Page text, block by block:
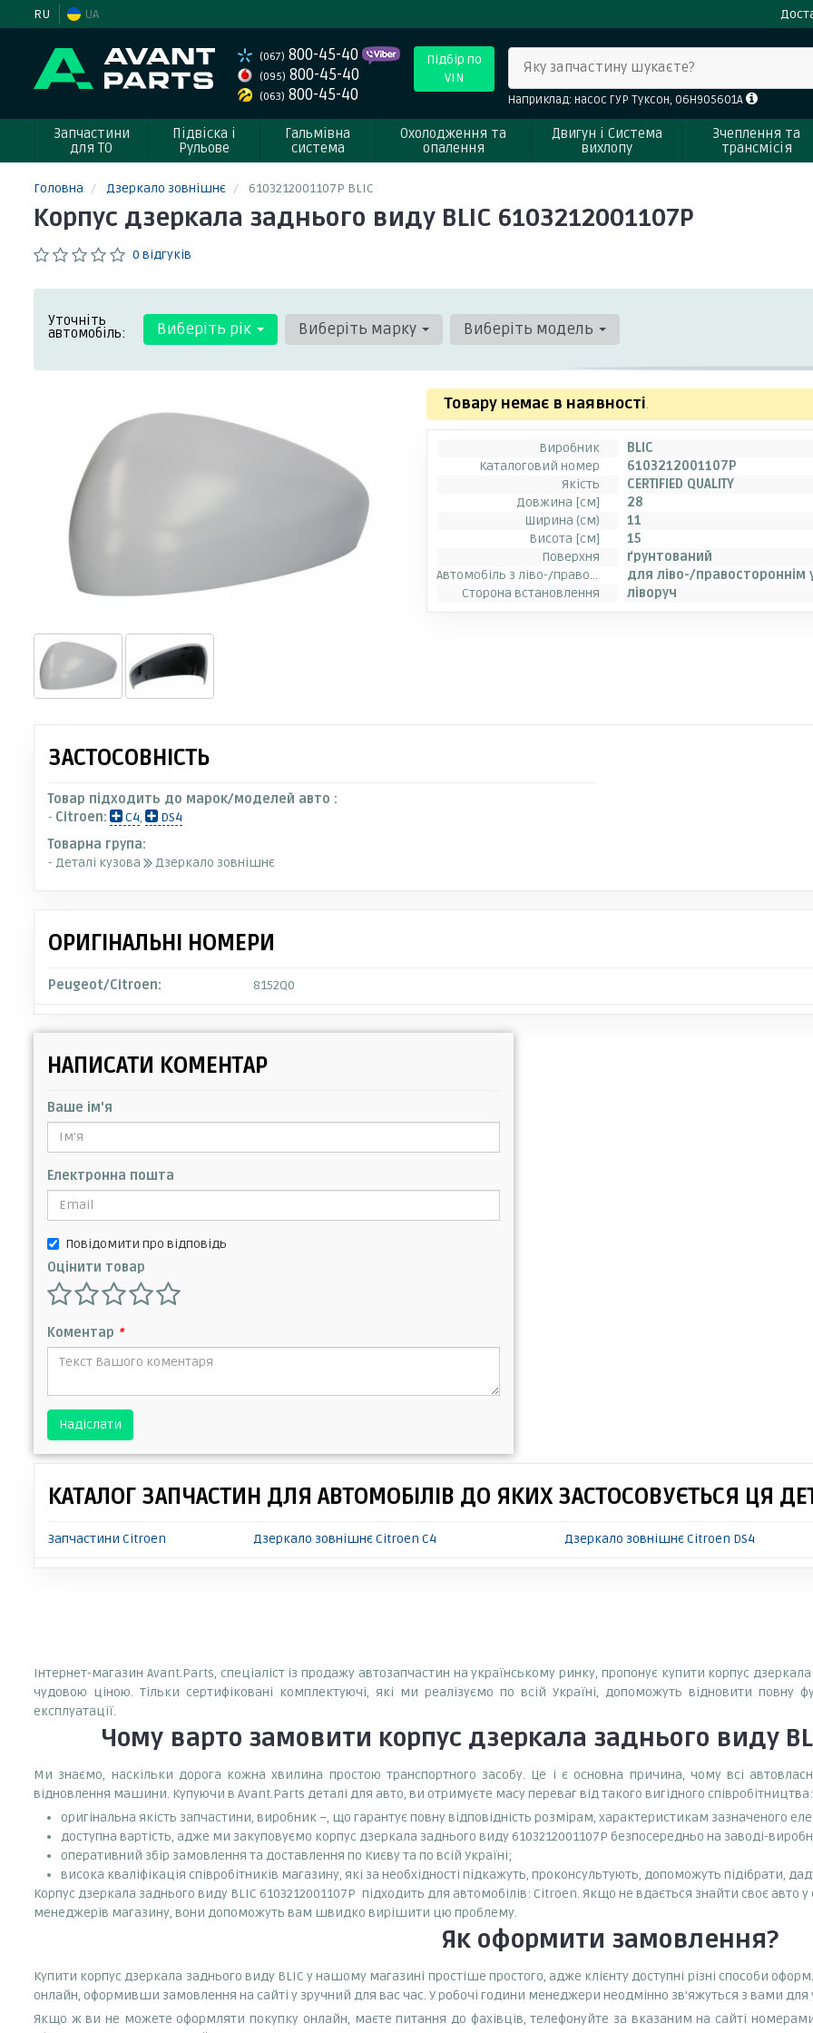
RU UA
(067) 800-45-40
(095) 800-45-40
(063) 800-45-40
Підбір по
VIN
Яку запчастину шукаєте?
Наприклад: насос ГУР Туксон, 06H905601A
Запчастини
для ТО
Підвіска і
Рульове
Гальмівна
система
Охолодження та
опалення
Двигун і Система
вихлопу
Зчеплення та
трансмісія
Головна Дзеркало зовнішнє 6103212001107P BLIC
Корпус дзеркала заднього виду BLIC 6103212001107P
0 відгуків
Уточніть
автомобіль: Виберіть рік Виберіть марку Виберіть модель
Товару немає в наявності.
Виробник
BLIC
Каталоговий номер
6103212001107P
Якість
CERTIFIED QUALITY
Довжина [см]
28
Ширина (см)
11
Висота [см]
15
Поверхня
ґрунтований
Автомобіль з ліво-/правостороннім розташуванням керма
для ліво-/правостороннім
Сторона встановлення
ліворуч
ЗАСТОСОВНІСТЬ
Товар підходить до марок/моделей авто :
- Citroen: C4,
DS4
Товарна група:
- Деталі кузова
Дзеркало зовнішнє
ОРИГІНАЛЬНІ НОМЕРИ
Peugeot/Citroen: 8152Q0
НАПИСАТИ КОМЕНТАР
Ваше ім'я
Електронна пошта
Повідомити про відповідь
Оцінити товар
Коментар *
Надіслати
КАТАЛОГ ЗАПЧАСТИН ДЛЯ АВТОМОБІЛІВ ДО ЯКИХ ЗАСТОСОВУЄТЬСЯ ЦЯ
Запчастини Citroen Дзеркало зовнішнє Citroen C4 Дзеркало зовнішнє Citroen DS4
Інтернет-магазин Avant.Parts, спеціаліст із продажу автозапчастин на українському ринку, пропонує купити корпус
чудовою ціною. Тільки сертифіковані комплектуючі, які ми реалізуємо по всій Україні, допоможуть відновити повну
експлуатації.
Чому варто замовити корпус дзеркала заднього виду
Ми знаємо, наскільки дорога кожна хвилина простою транспортного засобу. Це і є основна причина, чому всі
відновлення машини. Купуючи в Avant.Parts деталі для авто, ви отримуєте масу переваг від такого вигідного співробітництва:
оригінальна якість запчастини, виробник –, що гарантує повну відповідність розмірам, характеристикам зазначеного
доступна вартість, адже ми закуповуємо корпус дзеркала заднього виду 6103212001107P безпосередньо на заводі-
оперативний збір замовлення та доставлення по Києву та по всій Україні;
висока кваліфікація співробітників магазину, які за необхідності підкажуть, проконсультують, допоможуть підібрати,
Корпус дзеркала заднього виду BLIC 6103212001107P підходить для автомобілів: Citroen. Якщо не вдається знайти своє авто
менеджерів магазину, вони допоможуть вам швидко вирішити цю проблему.
Як оформити замовлення?
Купити корпус дзеркала заднього виду BLIC у нашому магазині простіше простого, адже клієнту доступні різні способи
онлайн, оформивши замовлення на сайті у зручний для вас час. У робочі години менеджери неодмінно зв'яжуться з вами
Якщо ж ви не можете оформляти покупку онлайн, маєте питання до фахівців, телефонуйте за вказаним на сайті